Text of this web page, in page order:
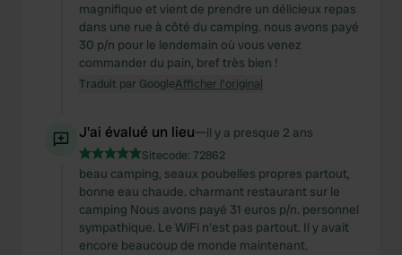
magnifique et vient de prendre un délicieux repas
dans une rue à côté du camping. nous avons payé
30 p/n pour le lendemain où vous venez
commander du pain, bref très bien !
Traduit par GoogleAfficher l'original
J'ai évalué un lieu—il y a presque 2 ans
Sitecode: 72862
beau camping, seaux poubelles propres partout,
bonne eau chaude. charmant restaurant sur le
camping Nous avons payé 31 euros p/n. personnel
sympathique. Le WiFi n'est pas partout. Il y avait
encore beaucoup de monde maintenant.